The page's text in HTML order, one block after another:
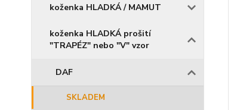
koženka HLADKÁ / MAMUT
koženka HLADKÁ prošití
"TRAPÉZ" nebo "V" vzor
DAF
SKLADEM